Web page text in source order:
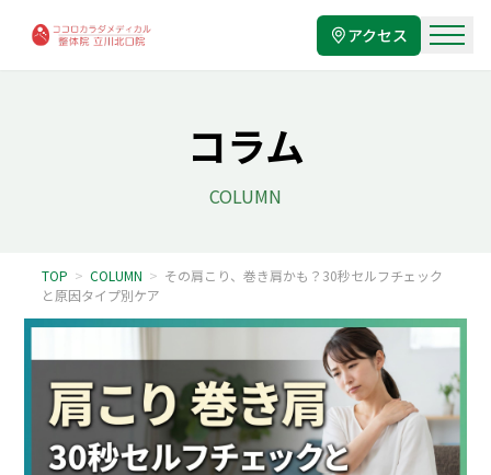
アクセス
コラム
COLUMN
TOP > COLUMN > その肩こり、巻き肩かも？30秒セルフチェック
と原因タイプ別ケア